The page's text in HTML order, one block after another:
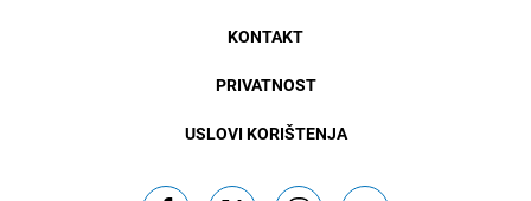
KONTAKT
PRIVATNOST
USLOVI KORIŠTENJA